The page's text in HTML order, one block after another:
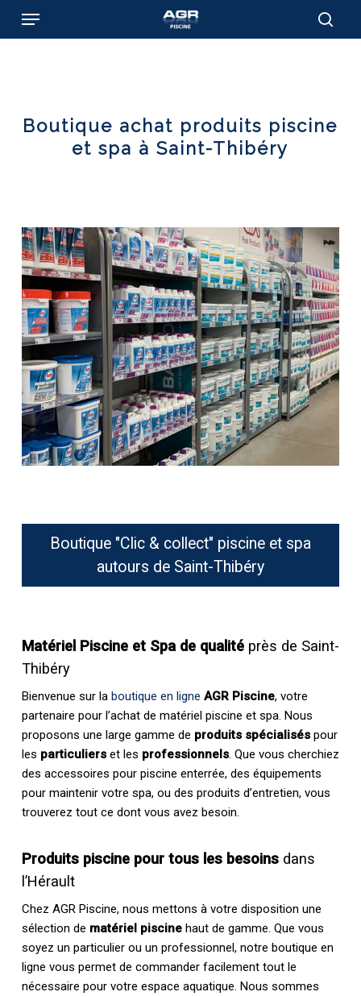
Menu
Boutique achat produits piscine
et spa à Saint-Thibéry
Boutique "Clic & collect" piscine et spa
autours de Saint-Thibéry
Matériel Piscine et Spa de qualité près de Saint-
Thibéry
Bienvenue sur la boutique en ligne AGR Piscine, votre
partenaire pour l’achat de matériel piscine et spa. Nous
proposons une large gamme de produits spécialiséspour
les particulierset les professionnels. Que vous cherchiez
des accessoires pour piscine enterrée, des équipements
pour maintenir votre spa, ou des produits d’entretien, vous
trouverez tout ce dont vous avez besoin.
Produits piscine pour tous les besoins dans
l’Hérault
Chez AGR Piscine, nous mettons à votre disposition une
sélection de matériel piscinehaut de gamme. Que vous
soyez un particulier ou un professionnel, notre boutique en
ligne vous permet de commander facilement tout le
nécessaire pour votre espace aquatique. Nous sommes